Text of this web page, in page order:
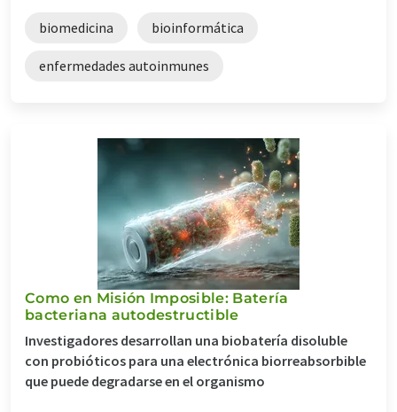
biomedicina bioinformática
enfermedades autoinmunes
Como en Misión Imposible: Batería
bacteriana autodestructible
Investigadores desarrollan una biobatería disoluble
con probióticos para una electrónica biorreabsorbible
que puede degradarse en el organismo